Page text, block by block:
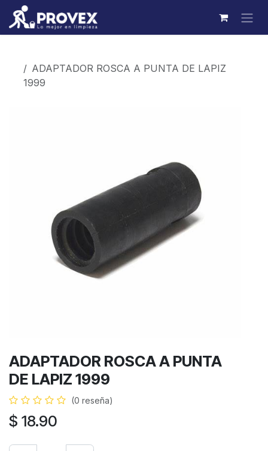
Ir al contenido
ADAPTADOR ROSCA A PUNTA DE LAPIZ
1999
ADAPTADOR ROSCA A PUNTA
DE LAPIZ 1999
(0 reseña)
$ 18.90